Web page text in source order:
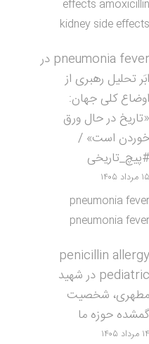
effects amoxicillin
kidney side effects
pneumonia fever در
ابَر تحلیل رهبری از
اوضاع کلی جهان:
«تاریخ در حال ورق
خوردن است» /
#پیچ_تاریخی
۱۵ مرداد ۱۴۰۵
pneumonia fever
pneumonia fever
penicillin allergy
pediatric درشهید
مطهری، شخصیت
گمشده حوزه ما
۱۴ مرداد ۱۴۰۵